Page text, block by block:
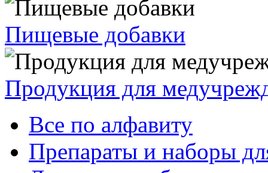
Пищевые добавки
Продукция для
Все по алфавиту
Препараты и наборы